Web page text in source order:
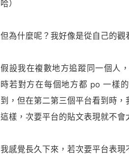
哈）
但為什麼呢？我好像是從自己的觀
假設我在複數地方追蹤同一個人
時若對方在每個地方都 po 一樣
到，但在第二第三個平台看到時
這樣，次要平台的貼文表現就不會
我感覺長久下來，若次要平台表